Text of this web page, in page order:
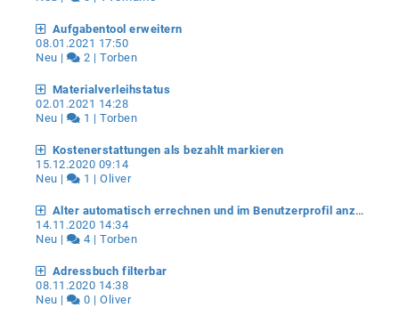
Aufgabentool erweitern
08.01.2021 17:50
Neu |
2 | Torben
Materialverleihstatus
02.01.2021 14:28
Neu |
1 | Torben
Kostenerstattungen als bezahlt markieren
15.12.2020 09:14
Neu |
1 | Oliver
Alter automatisch errechnen und im Benutzerprofil anzeigen
14.11.2020 14:34
Neu |
4 | Torben
Adressbuch filterbar
08.11.2020 14:38
Neu |
0 | Oliver